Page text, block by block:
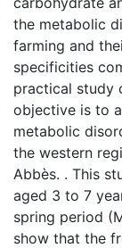
the metabolic
farming and
specificities
practical study
objective is to
metabolic
the western
Abbès. . This
aged 3 to 7
spring period
show that the